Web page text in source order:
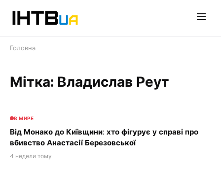
Головна
Мітка: Владислав Реут
В МИРЕ
Від Монако до Київщини: хто фігурує у справі про
вбивство Анастасії Березовської
4 недели тому